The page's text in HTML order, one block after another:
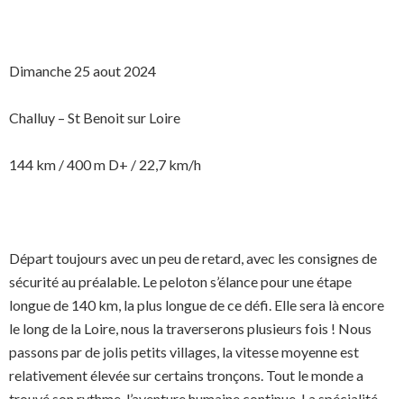
Dimanche 25 aout 2024
Challuy – St Benoit sur Loire
144 km / 400 m D+ / 22,7 km/h
Départ toujours avec un peu de retard, avec les consignes de
sécurité au préalable. Le peloton s’élance pour une étape
longue de 140 km, la plus longue de ce défi. Elle sera là encore
le long de la Loire, nous la traverserons plusieurs fois ! Nous
passons par de jolis petits villages, la vitesse moyenne est
relativement élevée sur certains tronçons. Tout le monde a